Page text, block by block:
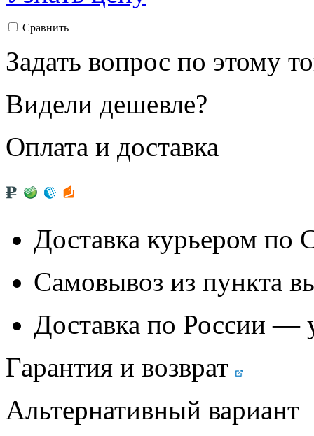
Сравнить
Задать вопрос по этому
Видели дешевле?
Оплата и доставка
Доставка курьером
Самовывоз из пункта
Доставка по России —
Гарантия и возврат
Альтернативный вариант